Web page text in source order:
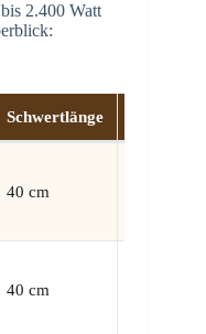
2.400 Watt
Schwertlänge
40 cm
40 cm